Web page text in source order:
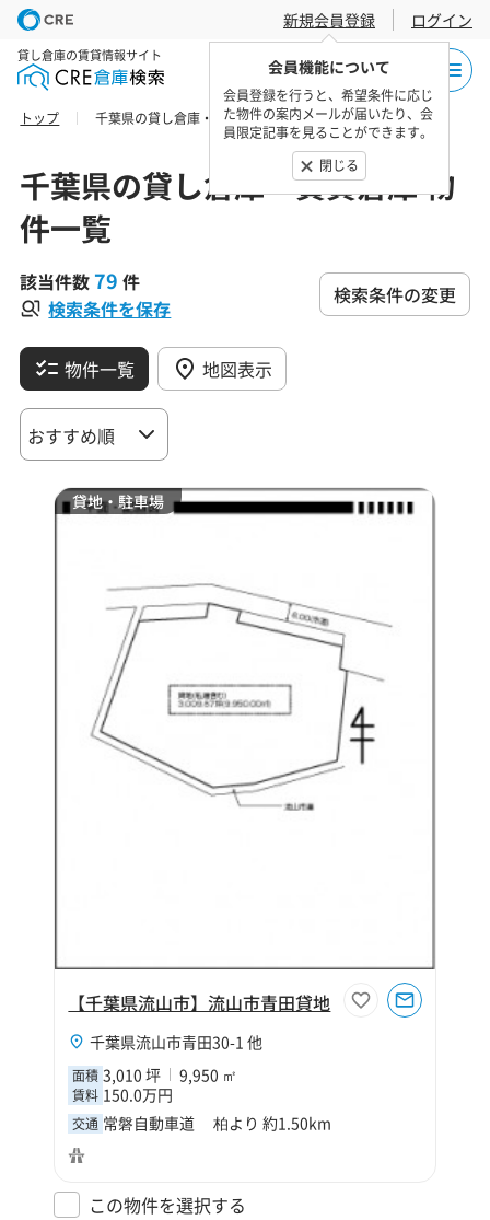
新規会員登録
会員機能について
会員登録を行うと、希望条件に応じ
た物件の案内メールが届いたり、会
員限定記事を見ることができます。
閉じる
ログイン
貸し倉庫の賃貸情報サイト
トップ 千葉県の貸し倉庫・賃貸倉庫 物件一覧
千葉県の貸し倉庫・賃貸倉庫 物
件一覧
該当件数 79 件
検索条件を保存
検索条件の変更
物件一覧 地図表示
貸地・駐車場
【千葉県流山市】流山市青田貸地
千葉県流山市青田30-1 他
面積 3,010 坪 9,950 ㎡
賃料 150.0万円
交通 常磐自動車道 柏より 約1.50km
この物件を選択する